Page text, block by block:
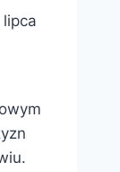
lipca